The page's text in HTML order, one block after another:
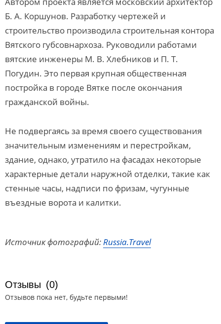
Б. А. Коршунов. Разработку чертежей и
строительство производила строительная контора
Вятского губсовнархоза. Руководили работами
вятские инженеры М. В. Хлебников и П. Т.
Погудин. Это первая крупная общественная
постройка в городе Вятке после окончания
гражданской войны.
Не подвергаясь за время своего существования
значительным изменениям и перестройкам,
здание, однако, утратило на фасадах некоторые
характерные детали наружной отделки, такие как
стенные часы, надписи по фризам, чугунные
въездные ворота и калитки.
Источник фотографий:Russia.Travel
Отзывы (0)
Отзывов пока нет, будьте первыми!